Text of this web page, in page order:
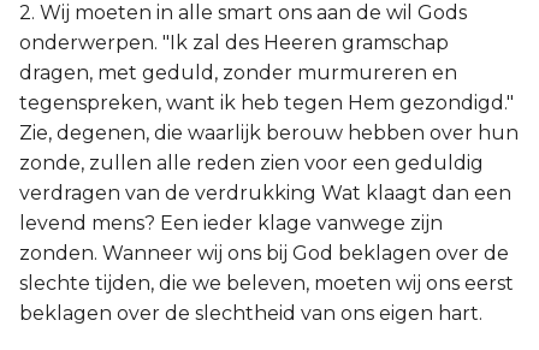
2. Wij moeten in alle smart ons aan de wil Gods
onderwerpen. "Ik zal des Heeren gramschap
dragen, met geduld, zonder murmureren en
tegenspreken, want ik heb tegen Hem gezondigd."
Zie, degenen, die waarlijk berouw hebben over hun
zonde, zullen alle reden zien voor een geduldig
verdragen van de verdrukking Wat klaagt dan een
levend mens? Een ieder klage vanwege zijn
zonden. Wanneer wij ons bij God beklagen over de
slechte tijden, die we beleven, moeten wij ons eerst
beklagen over de slechtheid van ons eigen hart.